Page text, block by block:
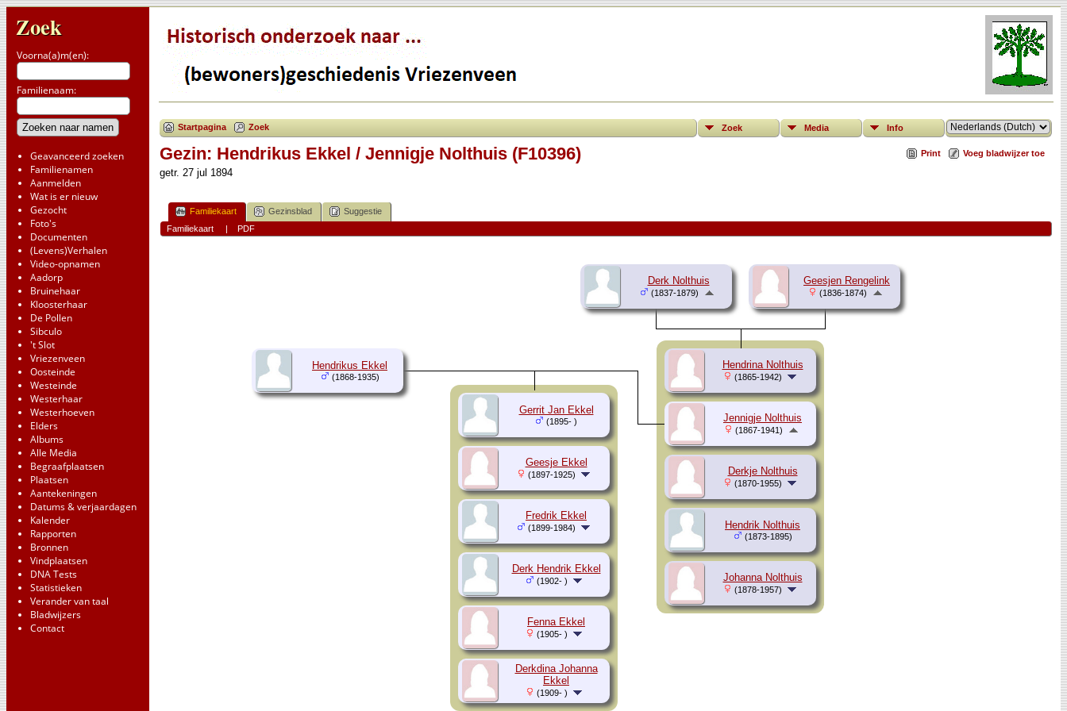
Zoek
Voorna(a)m(en):
Familienaam:
Geavanceerd zoeken
Familienamen
Aanmelden
Wat is er nieuw
Gezocht
Foto's
Documenten
(Levens)Verhalen
Video-opnamen
Aadorp
Bruinehaar
Kloosterhaar
De Pollen
Sibculo
't Slot
Vriezenveen
Oosteinde
Westeinde
Westerhaar
Westerhoeven
Elders
Albums
Alle Media
Begraafplaatsen
Plaatsen
Aantekeningen
Datums & verjaardagen
Kalender
Rapporten
Bronnen
Vindplaatsen
DNA Tests
Statistieken
Verander van taal
Bladwijzers
Contact
Startpagina Zoek Zoek Media Info
Print Voeg bladwijzer toe
Gezin: Hendrikus Ekkel / Jennigje Nolthuis (F10396)
getr. 27 jul 1894
Familiekaart Gezinsblad
Suggestie
Familiekaart
| PDF
Derk Nolthuis
(1837-1879)
Geesjen Rengelink
(1836-1874)
Hendrina Nolthuis
(1865-1942)
Derkje Nolthuis
(1870-1955)
Hendrik Nolthuis
(1873-1895)
Johanna Nolthuis
(1878-1957)
Hendrikus Ekkel
(1868-1935)
Jennigje Nolthuis
(1867-1941)
Gerrit Jan Ekkel
(1895- )
Geesje Ekkel
(1897-1925)
Fredrik Ekkel
(1899-1984)
Derk Hendrik Ekkel
(1902- )
Fenna Ekkel
(1905- )
Derkdina Johanna
Ekkel
(1909- )